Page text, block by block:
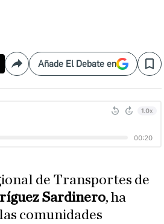
CompartirAñade El Debate en Save
de Transportes de
Sardinero, ha
comunidades